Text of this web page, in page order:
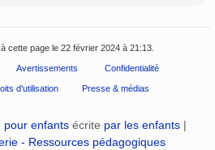
cette page le 22 février 2024 à 21:13.
Avertissements Confidentialité
d'utilisation Presse & médias
pour enfants écrite par les enfants |
- Ressources pédagogiques